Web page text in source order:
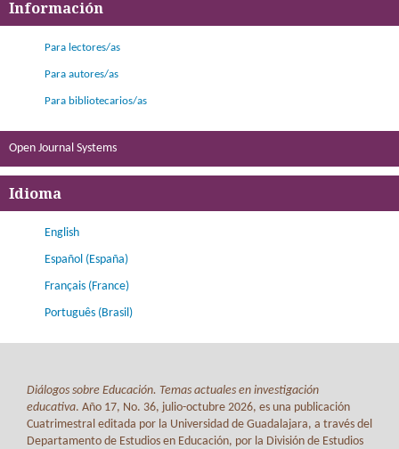
Información
Para lectores/as
Para autores/as
Para bibliotecarios/as
Open Journal Systems
Idioma
English
Español (España)
Français (France)
Português (Brasil)
Diálogos sobre Educación. Temas actuales en investigación
educativa. Año 17, No. 36, julio-octubre 2026, es una publicación
Cuatrimestral editada por la Universidad de Guadalajara, a través del
Departamento de Estudios en Educación, por la División de Estudios